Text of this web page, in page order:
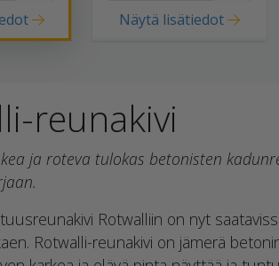
Näytä lisätiedot
reunakivi
ja roteva tulokas betonisten
Rotwalliin on nyt
Rotwalli-reunakivi on jämerä